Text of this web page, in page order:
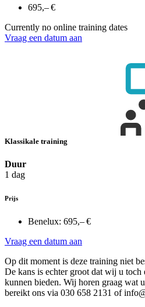
695,– €
Currently no online training dates
Vraag een datum aan
Klassikale training
Duur
1 dag
Prijs
Benelux: 695,– €
Vraag een datum aan
Op dit moment is deze training niet
De kans is echter groot dat wij u toch
kunnen bieden. Wij horen graag wat
bereikt ons via 030 658 2131 of